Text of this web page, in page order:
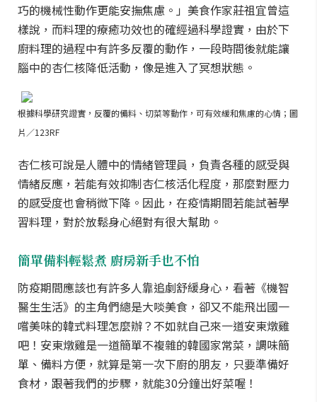
巧的機械性動作更能安撫焦慮。」美食作家莊祖宜曾這
樣說，而料理的療癒功效也的確經過科學證實，由於下
廚料理的過程中有許多反覆的動作，一段時間後就能讓
腦中的杏仁核降低活動，像是進入了冥想狀態。
根據科學研究證實，反覆的備料、切菜等動作，可有效緩和焦慮的心情；圖
片／123RF
杏仁核可說是人體中的情緒管理員，負責各種的感受與
情緒反應，若能有效抑制杏仁核活化程度，那麼對壓力
的感受度也會稍微下降。因此，在疫情期間若能試著學
習料理，對於放鬆身心絕對有很大幫助。
簡單備料輕鬆煮 廚房新手也不怕
防疫期間應該也有許多人靠追劇舒緩身心，看著《機智
醫生生活》的主角們總是大啖美食，卻又不能飛出國一
嚐美味的韓式料理怎麼辦？不如就自己來一道安東燉雞
吧！安東燉雞是一道簡單不複雜的韓國家常菜，調味簡
單、備料方便，就算是第一次下廚的朋友，只要準備好
食材，跟著我們的步驟，就能30分鐘出好菜喔！